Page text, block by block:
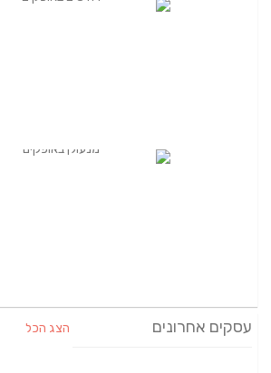
עסקים אחרונים הצג הכל